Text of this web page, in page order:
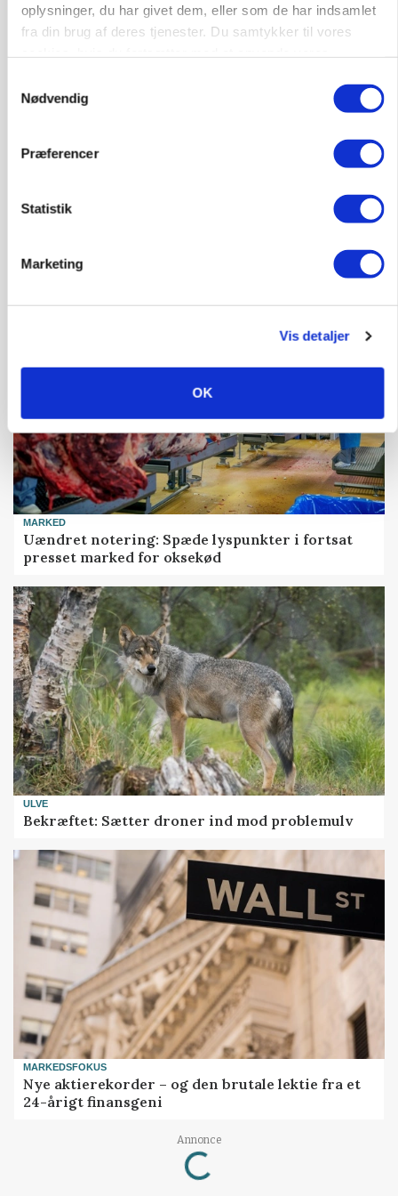
oplysninger, du har givet dem, eller som de har indsamlet
fra din brug af deres tjenester. Du samtykker til vores
Nødvendig
Præferencer
Statistik
Marketing
Vis detaljer
OK
Snart kan man søge tilskud til naturprojekter
Før såmaskinen kører: Her er efterårets største
skadedyrsrisici
MARKED
Uændret notering: Spæde lyspunkter i fortsat
presset marked for oksekød
ULVE
Bekræftet: Sætter droner ind mod problemulv
MARKEDSFOKUS
Nye aktierekorder – og den brutale lektie fra et
24-årigt finansgeni
Annonce
Loading...